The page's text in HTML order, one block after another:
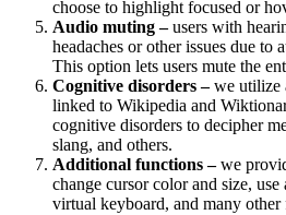
choose to highlight focused or
Audio muting –users with
headaches or other issues due to
This option lets users mute the
Cognitive disorders –we utilize
linked to Wikipedia and
cognitive disorders to decipher
slang, and others.
Additional functions –we
change cursor color and size,
virtual keyboard, and many other